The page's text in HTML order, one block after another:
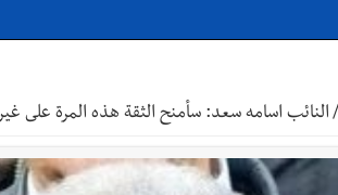
يرعى تخرّج فوج الفكر والإبداع في ثانوية
/ النائب اسامه سعد: سأمنح الثقة هذه المرة على